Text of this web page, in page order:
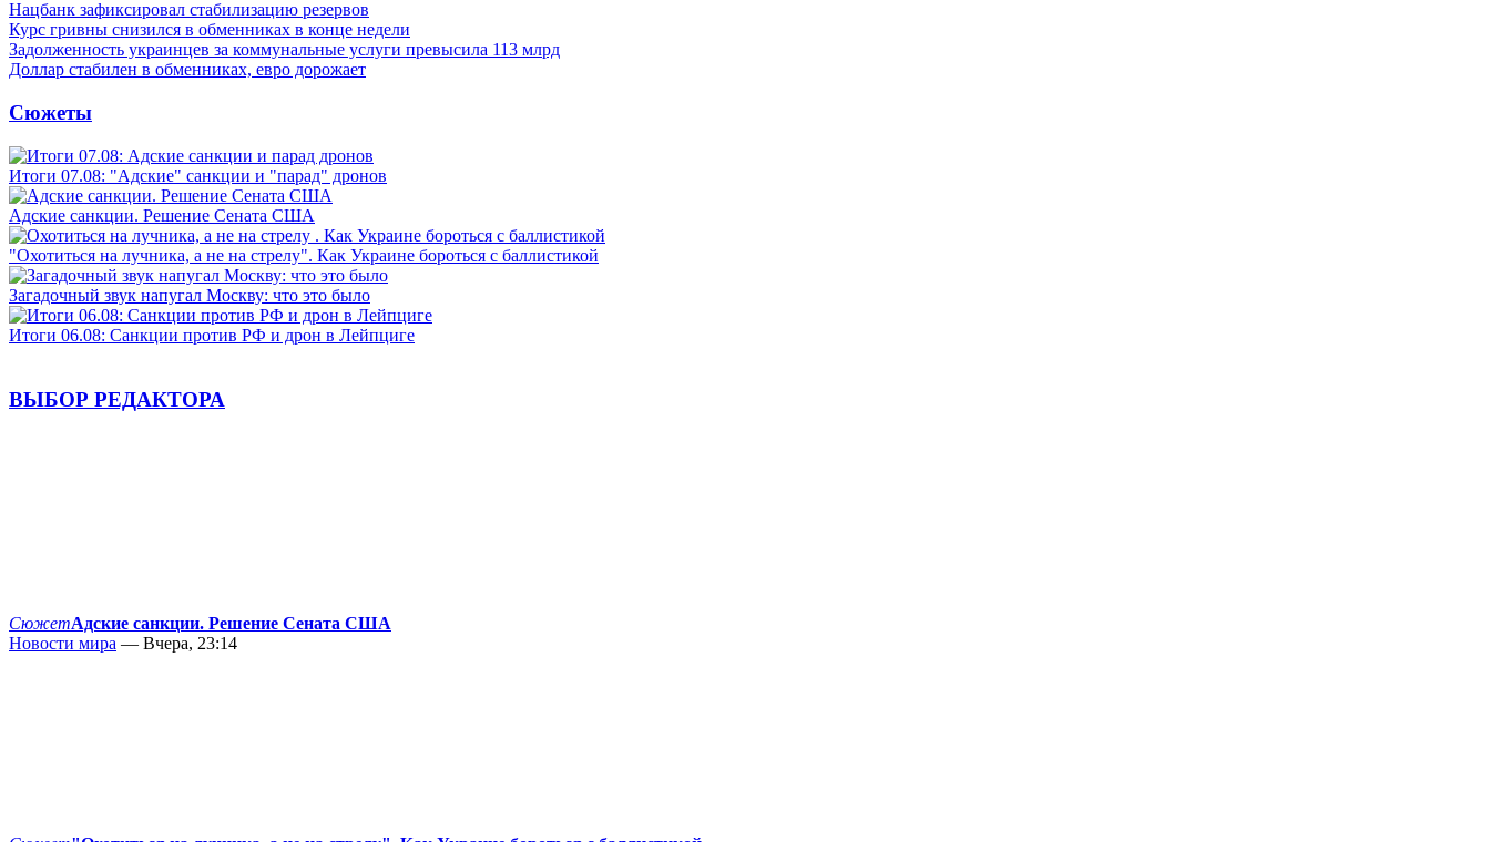
Нацбанк зафиксировал стабилизацию резервов
Курс гривны снизился в обменниках в конце недели
Задолженность украинцев за коммунальные услуги превысила 113 млрд
Доллар стабилен в обменниках, евро дорожает
Сюжеты
Итоги 07.08: "Адские" санкции и "парад" дронов
Адские санкции. Решение Сената США
"Охотиться на лучника, а не на стрелу". Как Украине бороться с баллистикой
Загадочный звук напугал Москву: что это было
Итоги 06.08: Санкции против РФ и дрон в Лейпциге
ВЫБОР РЕДАКТОРА
СюжетАдские санкции. Решение Сената США
Новости мира — Вчера, 23:14